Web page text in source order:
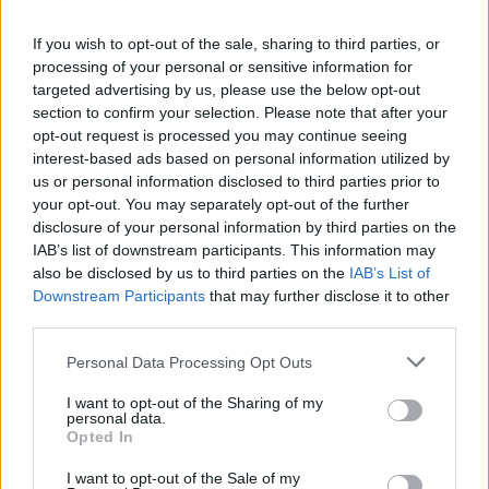
If you wish to opt-out of the sale, sharing to third parties, or
processing of your personal or sensitive information for
targeted advertising by us, please use the below opt-out
section to confirm your selection. Please note that after your
opt-out request is processed you may continue seeing
interest-based ads based on personal information utilized by
us or personal information disclosed to third parties prior to
your opt-out. You may separately opt-out of the further
disclosure of your personal information by third parties on the
IAB’s list of downstream participants. This information may
also be disclosed by us to third parties on the IAB’s List of
Downstream Participants that may further disclose it to other
Personal Data Processing Opt Outs
I want to opt-out of the Sharing of my
personal data.
Opted In
I want to opt-out of the Sale of my
physique.
Les comportements liés à l’usage des
technologies
Utiliser excessivement son téléphone ou ses
écrans
Les écrans, en particulier avant le coucher, peuvent
perturber le cycle naturel du sommeil en inhibant la
production de mélatonine. De plus, une utilisation
baisse de concentration ou une augmentation de
l’anxiété. La dépendance aux réseaux sociaux ou aux
notifications peut également générer du stress
permanent.